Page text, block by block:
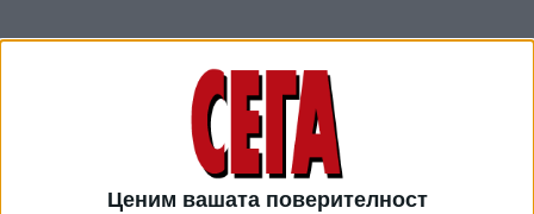
Ценим вашата поверителност
Приложението трябваше да е достъпно за европейците
по-рано, но Службата за защита на данните на ЕС,
представлявана от ирландския DPC (регулаторният орган
на Съюза, който наблюдава технологичните компании по
света), изрази загриженост относно оскъдното